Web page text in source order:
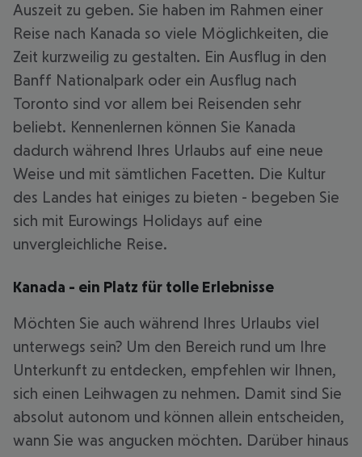
Auszeit zu geben. Sie haben im Rahmen einer
Reise nach Kanada so viele Möglichkeiten, die
Zeit kurzweilig zu gestalten. Ein Ausflug in den
Banff Nationalpark oder ein Ausflug nach
Toronto sind vor allem bei Reisenden sehr
beliebt. Kennenlernen können Sie Kanada
dadurch während Ihres Urlaubs auf eine neue
Weise und mit sämtlichen Facetten. Die Kultur
des Landes hat einiges zu bieten - begeben Sie
sich mit Eurowings Holidays auf eine
unvergleichliche Reise.
Kanada - ein Platz für tolle Erlebnisse
Möchten Sie auch während Ihres Urlaubs viel
unterwegs sein? Um den Bereich rund um Ihre
Unterkunft zu entdecken, empfehlen wir Ihnen,
sich einen Leihwagen zu nehmen. Damit sind Sie
absolut autonom und können allein entscheiden,
wann Sie was angucken möchten. Darüber hinaus